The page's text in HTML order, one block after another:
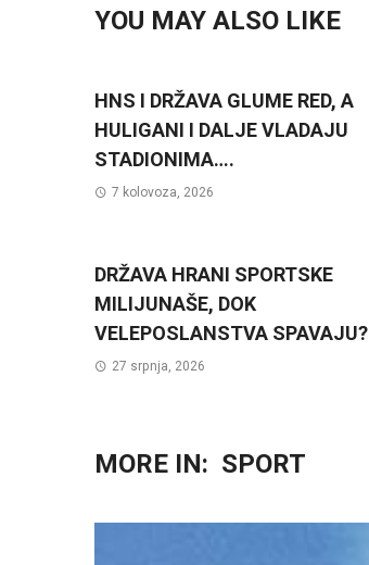
YOU MAY ALSO LIKE
HNS I DRŽAVA GLUME RED, A
HULIGANI I DALJE VLADAJU
STADIONIMA….
7 kolovoza, 2026
DRŽAVA HRANI SPORTSKE
MILIJUNAŠE, DOK
VELEPOSLANSTVA SPAVAJU?
27 srpnja, 2026
MORE IN: SPORT